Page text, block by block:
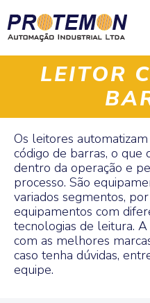
LEITOR
Os leitores
código de barras, o que
dentro da operação e
processo. São
variados segmentos,
equipamentos com
tecnologias de leitura.
com as melhores
caso tenha dúvidas,
equipe.